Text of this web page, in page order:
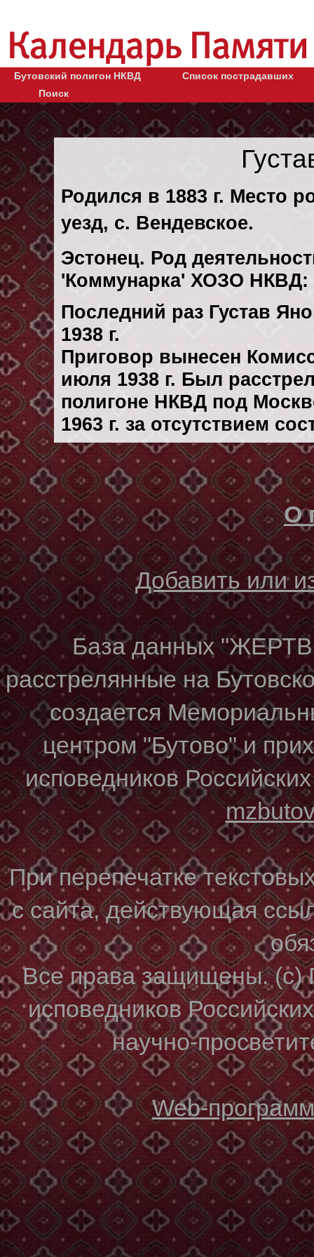
Бутовский полигон НКВД
Список пострадавших
Поиск
Родился в 1883 г. Место
уезд, с. Вендевское.
Эстонец. Род
'Коммунарка' ХОЗО НКВД:
Последний раз Густав
1938 г.
Приговор вынесен
июля 1938 г. Был
полигоне НКВД под
1963 г. за отсутствием
О
Добавить или
База данных
расстрелянные на
создается
центром "Бутово" и
исповедников
При перепечатке
с сайта, действующая
Все права защищены. (с)
исповедников
научно-
Web-